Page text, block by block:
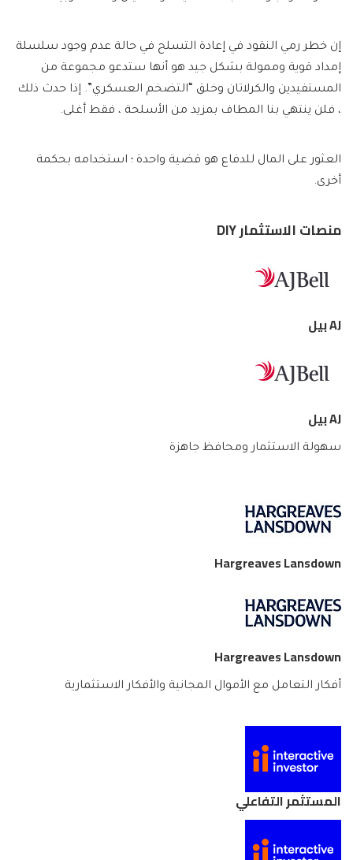
إن خطر رمي النقود في إعادة التسلح في حالة عدم وجود سلسلة
إمداد قوية وممولة بشكل جيد هو أنها ستدعو مجموعة من
المستفيدين والكرلاتان وخلق “التضخم العسكري”. إذا حدث ذلك
، فلن ينتهي بنا المطاف بمزيد من الأسلحة ، فقط أغلى.
العثور على المال للدفاع هو قضية واحدة ؛ استخدامه بحكمة
أخرى.
منصات الاستثمار DIY
AJ بيل
AJ بيل
سهولة الاستثمار ومحافظ جاهزة
Hargreaves Lansdown
Hargreaves Lansdown
أفكار التعامل مع الأموال المجانية والأفكار الاستثمارية
المستثمر التفاعلي